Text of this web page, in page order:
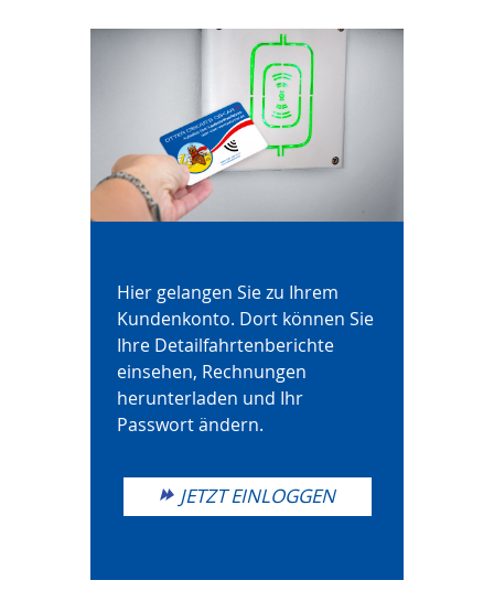
Hier gelangen Sie zu Ihrem
Kundenkonto. Dort können Sie
Ihre Detailfahrtenberichte
einsehen, Rechnungen
herunterladen und Ihr
Passwort ändern.
JETZT EINLOGGEN